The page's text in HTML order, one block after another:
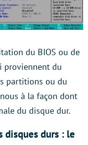
du BIOS ou de
proviennent du
partitions ou du
à la façon dont
du disque dur.
disques durs : le